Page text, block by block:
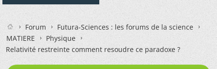
Forum
Futura-Sciences : les forums de la science
MATIERE
Physique
Relativité restreinte comment resoudre ce paradoxe ?